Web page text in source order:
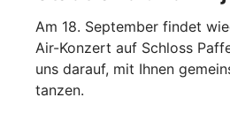
Am 18. September findet
Air-Konzert auf Schloss
uns darauf, mit Ihnen
tanzen.